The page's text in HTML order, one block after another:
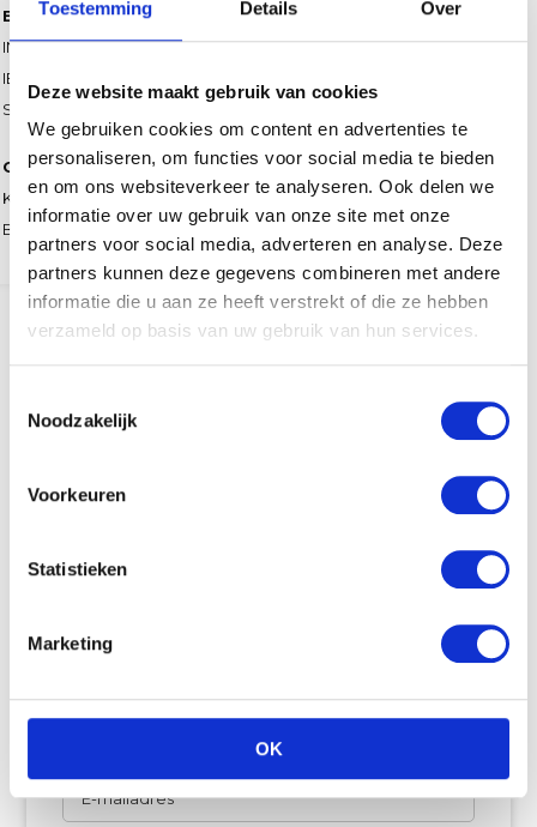
Toestemming Details Over
Deze website maakt gebruik van cookies
We gebruiken cookies om content en advertenties te
personaliseren, om functies voor social media te bieden
en om ons websiteverkeer te analyseren. Ook delen we
informatie over uw gebruik van onze site met onze
partners voor social media, adverteren en analyse. Deze
partners kunnen deze gegevens combineren met andere
informatie die u aan ze heeft verstrekt of die ze hebben
verzameld op basis van uw gebruik van hun services.
Noodzakelijk
Voorkeuren
Statistieken
Marketing
OK
Bank
ING 68.70.64.368
IBAN NL5 6INGB 0687064368
SWIFT INGBNL2A
Overig
KVK 39.027421
BTW NL 8038.39.091.B.01
passende verpakking?
zoeken.
Bedrijfsnaam
E-
mailadres